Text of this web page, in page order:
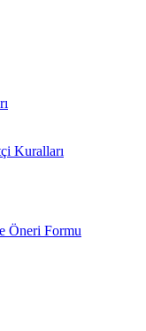
Kuralları
Öneri Formu